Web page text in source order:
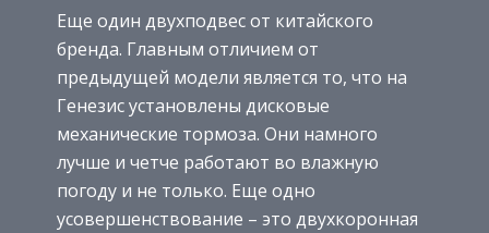
Еще один двухподвес от китайского
бренда. Главным отличием от
предыдущей модели является то, что на
Генезис установлены дисковые
механические тормоза. Они намного
лучше и четче работают во влажную
погоду и не только. Еще одно
усовершенствование – это двухкоронная